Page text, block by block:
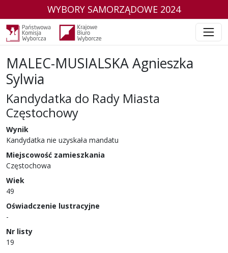
WYBORY SAMORZĄDOWE 2024
MALEC-MUSIALSKA Agnieszka
Sylwia
Kandydatka do Rady Miasta
Częstochowy
w wyborach samorządowych w 2024 r.
Wynik
Kandydatka nie uzyskała mandatu
Miejscowość zamieszkania
Częstochowa
Wiek
49
Oświadczenie lustracyjne
-
Nr listy
19